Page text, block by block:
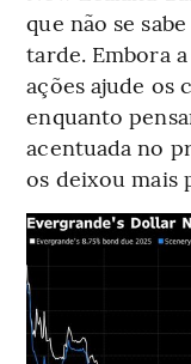
que não se
tarde. Embora
ações ajude os
enquanto
acentuada no
os deixou mais